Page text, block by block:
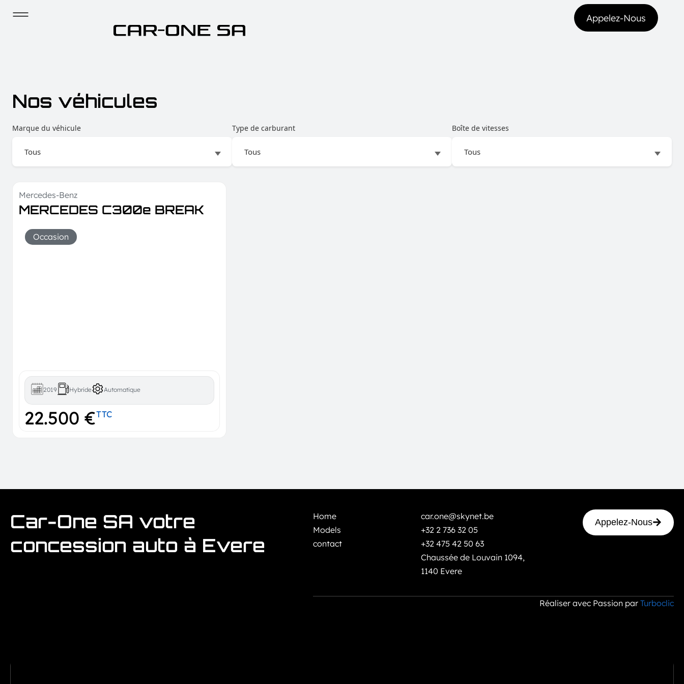
Appelez-Nous
Nos véhicules
Marque du véhicule Type de carburant Boîte de vitesses
Mercedes-Benz
MERCEDES C300e BREAK
Occasion
TVA déductible
2019 Hybride Automatique
22.500 €TTC
Car-One SA votre
concession auto à Evere
Home
Models
contact
car.one@skynet.be
+32 2 736 32 05
+32 475 42 50 63
Chaussée de Louvain 1094,
1140 Evere
Appelez-Nous
Réaliser avec Passion par Turboclic